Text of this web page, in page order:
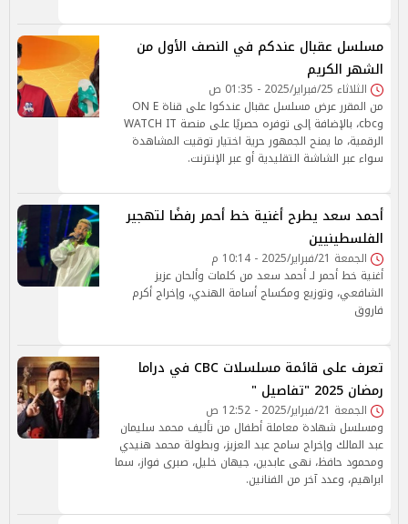
مسلسل عقبال عندكم في النصف الأول من
الشهر الكريم
الثلاثاء 25/فبراير/2025 - 01:35 ص
من المقرر عرض مسلسل عقبال عندكوا على قناة ON E
وcbc، بالإضافة إلى توفره حصريًا على منصة WATCH IT
الرقمية، ما يمنح الجمهور حرية اختيار توقيت المشاهدة
سواء عبر الشاشة التقليدية أو عبر الإنترنت.
أحمد سعد يطرح أغنية خط أحمر رفضًا لتهجير
الفلسطينيين
الجمعة 21/فبراير/2025 - 10:14 م
أغنية خط أحمر لـ أحمد سعد من كلمات وألحان عزيز
الشافعي، وتوزيع ومكساج أسامة الهندي، وإخراج أكرم
فاروق
تعرف على قائمة مسلسلات CBC في دراما
رمضان 2025 "تفاصيل "
الجمعة 21/فبراير/2025 - 12:52 ص
ومسلسل شهادة معاملة أطفال من تأليف محمد سليمان
عبد المالك وإخراج سامح عبد العزيز، وبطولة محمد هنيدي
ومحمود حافظ، نهى عابدين، جيهان خليل، صبرى فواز، سما
ابراهيم، وعدد آخر من الفنانين.